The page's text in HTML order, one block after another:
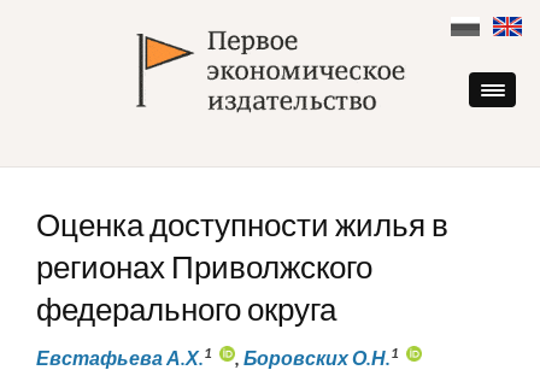
content
Оценка доступности жилья в
регионах Приволжского
федерального округа
Евстафьева А.Х.1 , Боровских О.Н.1